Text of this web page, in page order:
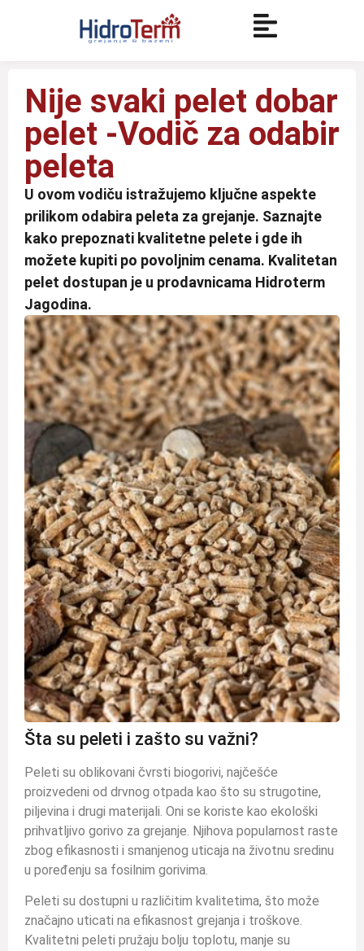
Nije svaki pelet dobar
pelet -Vodič za odabir
peleta
U ovom vodiču istražujemo ključne aspekte
prilikom odabira peleta za grejanje. Saznajte
kako prepoznati kvalitetne pelete i gde ih
možete kupiti po povoljnim cenama. Kvalitetan
pelet dostupan je u prodavnicama Hidroterm
Jagodina.
Šta su peleti i zašto su važni?
Peleti su oblikovani čvrsti biogorivi, najčešće
proizvedeni od drvnog otpada kao što su strugotine,
piljevina i drugi materijali. Oni se koriste kao ekološki
prihvatljivo gorivo za grejanje. Njihova popularnost raste
zbog efikasnosti i smanjenog uticaja na životnu sredinu
u poređenju sa fosilnim gorivima.
Peleti su dostupni u različitim kvalitetima, što može
značajno uticati na efikasnost grejanja i troškove.
Kvalitetni peleti pružaju bolju toplotu, manje su